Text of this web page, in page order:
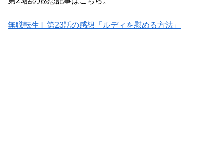
無職転生Ⅱ第23話の感想「ルディを慰める方法」